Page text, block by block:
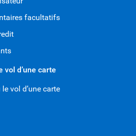
facultatifs
vol d’une carte
vol d’une carte